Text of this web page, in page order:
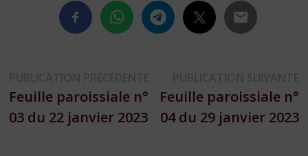
de
l’article
précédente :
Feuille paroissiale n°
03 du 22 janvier 2023
Feuille paroissiale n°
04 du 29 janvier 2023